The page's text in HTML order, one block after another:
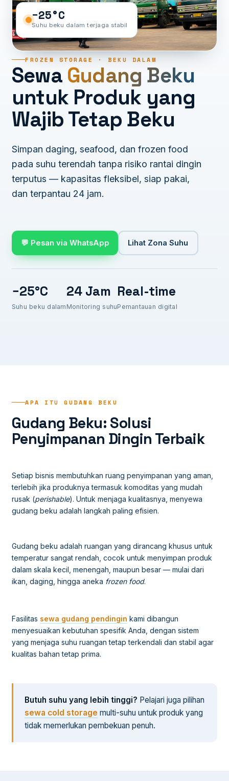
FROZEN STORAGE · BEKU DALAM
Sewa Gudang Beku
untuk Produk yang
Wajib Tetap Beku
Simpan daging, seafood, dan frozen food
pada suhu terendah tanpa risiko rantai dingin
terputus — kapasitas fleksibel, siap pakai,
dan terpantau 24 jam.
💬 Pesan via WhatsApp Lihat Zona Suhu
−25°C
Suhu beku dalam
24 Jam
Monitoring suhu
Real-time
Pemantauan digital
−25°C
Suhu beku dalam terjaga stabil
APA ITU GUDANG BEKU
Gudang Beku: Solusi
Penyimpanan Dingin Terbaik
Setiap bisnis membutuhkan ruang penyimpanan yang aman,
terlebih jika produknya termasuk komoditas yang mudah
rusak (perishable). Untuk menjaga kualitasnya, menyewa
gudang beku adalah langkah paling efisien.
Gudang beku adalah ruangan yang dirancang khusus untuk
temperatur sangat rendah, cocok untuk menyimpan produk
dalam skala kecil, menengah, maupun besar — mulai dari
ikan, daging, hingga aneka frozen food.
Fasilitas sewa gudang pendingin kami dibangun
menyesuaikan kebutuhan spesifik Anda, dengan sistem
yang menjaga suhu ruangan tetap terkendali dan stabil agar
kualitas bahan tetap prima.
Butuh suhu yang lebih tinggi? Pelajari juga pilihan
sewa cold storage multi-suhu untuk produk yang
tidak memerlukan pembekuan penuh.